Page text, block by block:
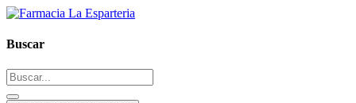
Buscar